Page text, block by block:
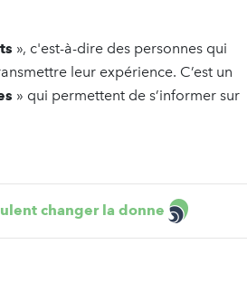
», c'est-à-dire des personnes qui
leur expérience. C’est un
» qui permettent de s’informer sur
changer la donne